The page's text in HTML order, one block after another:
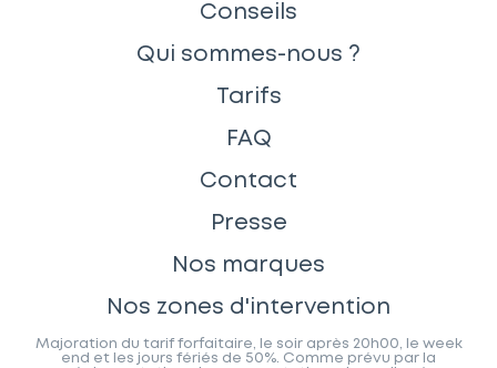
Conseils
Qui sommes-nous ?
Tarifs
FAQ
Contact
Presse
Nos marques
Nos zones d'intervention
Majoration du tarif forfaitaire, le soir après 20h00, le week
end et les jours fériés de 50%. Comme prévu par la